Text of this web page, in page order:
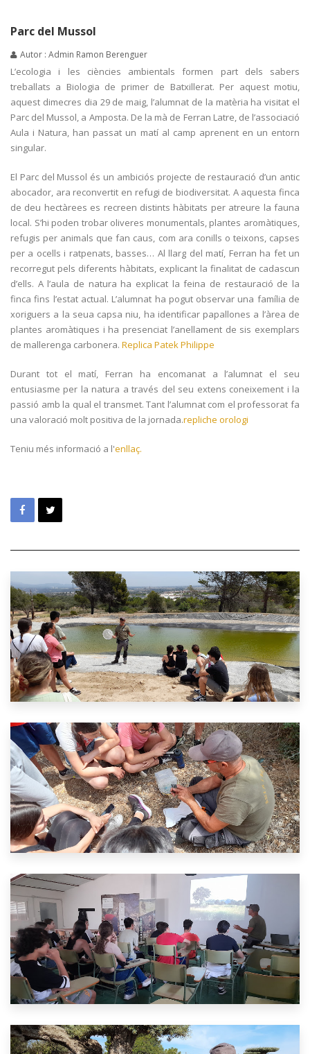
Parc del Mussol
Autor : Admin Ramon Berenguer
L’ecologia i les ciències ambientals formen part dels sabers
treballats a Biologia de primer de Batxillerat. Per aquest motiu,
aquest dimecres dia 29 de maig, l’alumnat de la matèria ha visitat el
Parc del Mussol, a Amposta. De la mà de Ferran Latre, de l’associació
Aula i Natura, han passat un matí al camp aprenent en un entorn
singular.
El Parc del Mussol és un ambiciós projecte de restauració d’un antic
abocador, ara reconvertit en refugi de biodiversitat. A aquesta finca
de deu hectàrees es recreen distints hàbitats per atreure la fauna
local. S’hi poden trobar oliveres monumentals, plantes aromàtiques,
refugis per animals que fan caus, com ara conills o teixons, capses
per a ocells i ratpenats, basses… Al llarg del matí, Ferran ha fet un
recorregut pels diferents hàbitats, explicant la finalitat de cadascun
d’ells. A l’aula de natura ha explicat la feina de restauració de la
finca fins l’estat actual. L’alumnat ha pogut observar una família de
xoriguers a la seua capsa niu, ha identificar papallones a l’àrea de
plantes aromàtiques i ha presenciat l’anellament de sis exemplars
de mallerenga carbonera. Replica Patek Philippe
Durant tot el matí, Ferran ha encomanat a l’alumnat el seu
entusiasme per la natura a través del seu extens coneixement i la
passió amb la qual el transmet. Tant l’alumnat com el professorat fa
una valoració molt positiva de la jornada.repliche orologi
Teniu més informació a l'enllaç.